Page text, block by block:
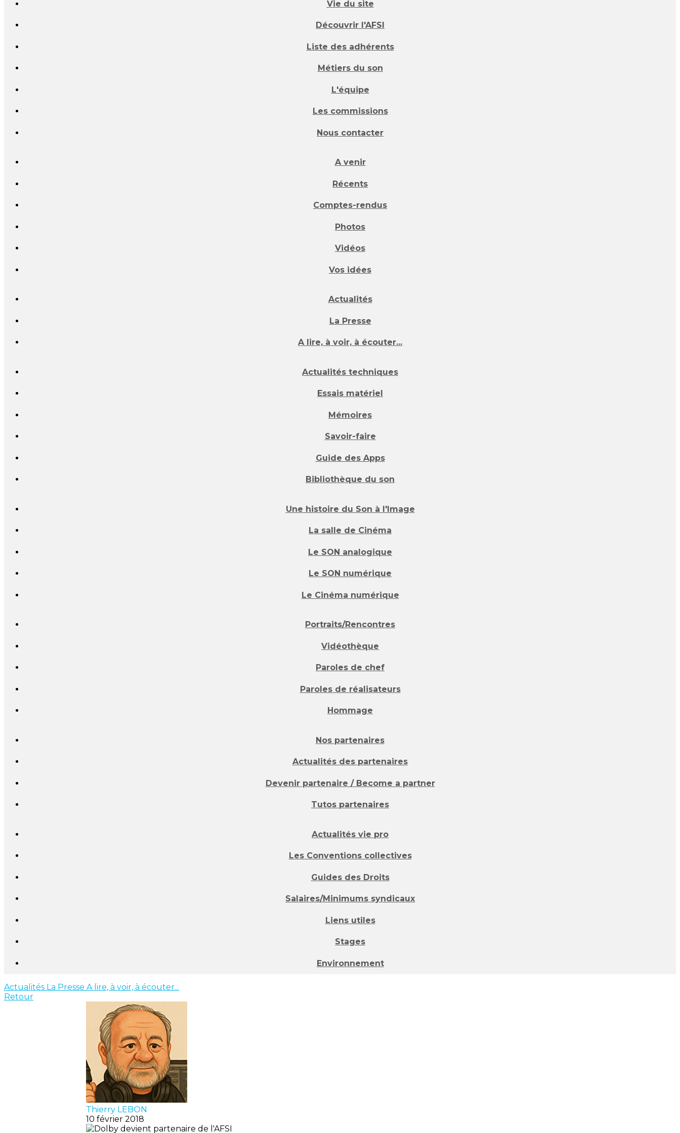
Vie du site
Découvrir l'AFSI
Liste des adhérents
Métiers du son
L'équipe
Les commissions
Nous contacter
A venir
Récents
Comptes-rendus
Photos
Vidéos
Vos idées
Actualités
La Presse
A lire, à voir, à écouter...
Actualités techniques
Essais matériel
Mémoires
Savoir-faire
Guide des Apps
Bibliothèque du son
Une histoire du Son à l'Image
La salle de Cinéma
Le SON analogique
Le SON numérique
Le Cinéma numérique
Portraits/Rencontres
Vidéothèque
Paroles de chef
Paroles de réalisateurs
Hommage
Nos partenaires
Actualités des partenaires
Devenir partenaire / Become a partner
Tutos partenaires
Actualités vie pro
Les Conventions collectives
Guides des Droits
Salaires/Minimums syndicaux
Liens utiles
Stages
Environnement
Actualités La Presse A lire, à voir, à écouter...
Retour
Thierry LEBON
10 février 2018